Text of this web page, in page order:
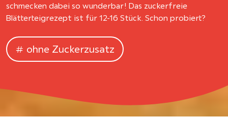
schmecken dabei so wunderbar! Das zuckerfreie
Blätterteigrezept ist für 12-16 Stück. Schon probiert?
ohne Zuckerzusatz